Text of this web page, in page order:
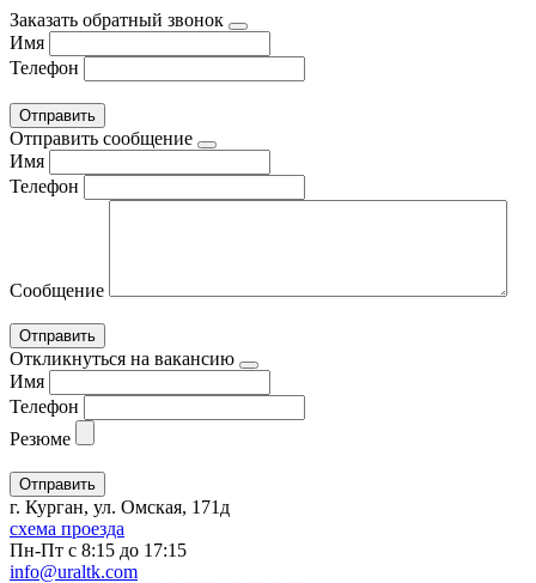
Заказать обратный звонок
Имя
Телефон
Отправить сообщение
Имя
Телефон
Сообщение
Откликнуться на вакансию
Имя
Телефон
Резюме
г. Курган, ул. Омская, 171д
схема проезда
Пн-Пт с 8:15 до 17:15
info@uraltk.com